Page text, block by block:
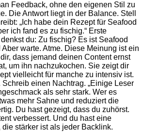
Feedback, ohne den eigenen Stil zu
Die Antwort liegt in der Balance. Stell
„Ich habe dein Rezept für Seafood
ich fand es zu fischig.“ Erste
du: Zu fischig? Es ist Seafood
warte. Atme. Diese Meinung ist ein
dass jemand deinen Content ernst
um ihn nachzukochen. Sie zeigt dir
vielleicht für manche zu intensiv ist.
einen Nachtrag. „Einige Leser
als sehr stark. Wer es
mehr Sahne und reduziert die
Du hast gezeigt, dass du zuhörst.
verbessert. Und du hast eine
stärker ist als jeder Backlink.